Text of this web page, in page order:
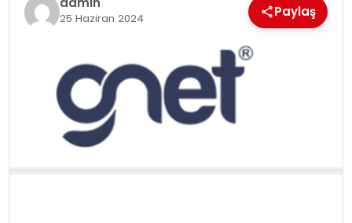
OTOMOBIL
TEKNOLOJI
EKONOMI
25 Haziran 2024 Paylaş